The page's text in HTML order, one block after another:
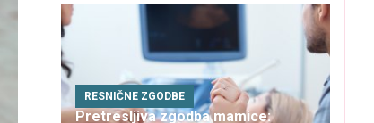
RESNIČNE ZGODBE
Pretresljiva zgodba mamice: